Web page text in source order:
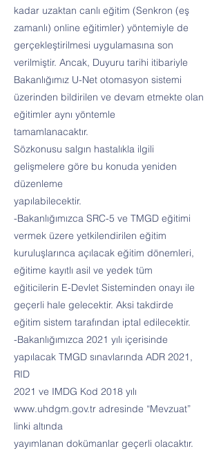
kadar uzaktan canlı eğitim (Senkron (eş
zamanlı) online eğitimler) yöntemiyle de
gerçekleştirilmesi uygulamasına son
verilmiştir. Ancak, Duyuru tarihi itibariyle
Bakanlığımız U-Net otomasyon sistemi
üzerinden bildirilen ve devam etmekte olan
eğitimler aynı yöntemle
tamamlanacaktır.
Sözkonusu salgın hastalıkla ilgili
gelişmelere göre bu konuda yeniden
düzenleme
yapılabilecektir.
-Bakanlığımızca SRC-5 ve TMGD eğitimi
vermek üzere yetkilendirilen eğitim
kuruluşlarınca açılacak eğitim dönemleri,
eğitime kayıtlı asil ve yedek tüm
eğiticilerin E-Devlet Sisteminden onayı ile
geçerli hale gelecektir. Aksi takdirde
eğitim sistem tarafından iptal edilecektir.
-Bakanlığımızca 2021 yılı içerisinde
yapılacak TMGD sınavlarında ADR 2021,
RID
2021 ve IMDG Kod 2018 yılı
www.uhdgm.gov.tr adresinde “Mevzuat”
linki altında
yayımlanan dokümanlar geçerli olacaktır.